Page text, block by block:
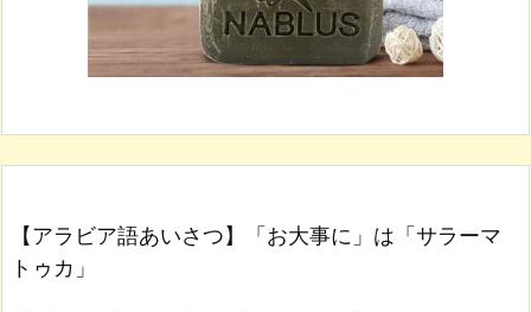
【アラビア語あいさつ】「お大事に」は「サラーマ
トゥカ」